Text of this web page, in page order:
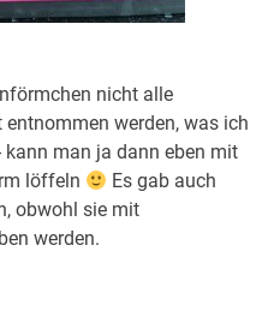
nicht alle
werden, was ich
man ja dann eben mit
löffeln
Es gab auch
obwohl sie mit
werden.